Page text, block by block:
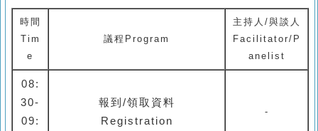
時間
Tim
e
議程Program
主持人/與談人
Facilitator/P
anelist
08:
30-
09:
報到/領取資料
Registration
-